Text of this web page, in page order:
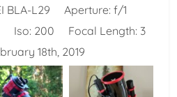
BLA-L29 Aperture: f/1
Iso: 200 Focal Length: 3
18th, 2019